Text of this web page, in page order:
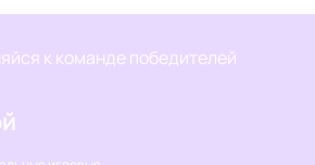
к команде победителей